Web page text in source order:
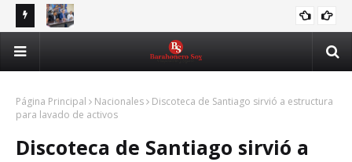
Rector de la UASD recibe delegación de la FED y escucha
principales demandas estudiantiles
Nuevo Código Penal fortalece la protección de las mujeres,
Página Principal Nacionales
Discoteca de Santiago sirvió a estructura
para lavado de activos
Discoteca de Santiago sirvió a